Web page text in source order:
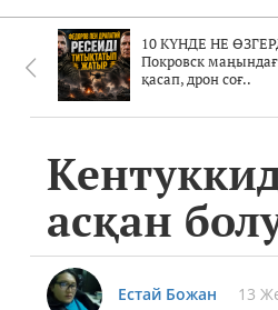
10 КҮНДЕ НЕ
Покровск
қасап, дрон соғ..
асқан
Естай Божан 13